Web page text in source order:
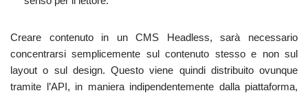
Creare contenuto in un CMS Headless, sarà necessario
concentrarsi semplicemente sul contenuto stesso e non sul
layout o sul design. Questo viene quindi distribuito ovunque
tramite l’API, in maniera indipendentemente dalla piattaforma,